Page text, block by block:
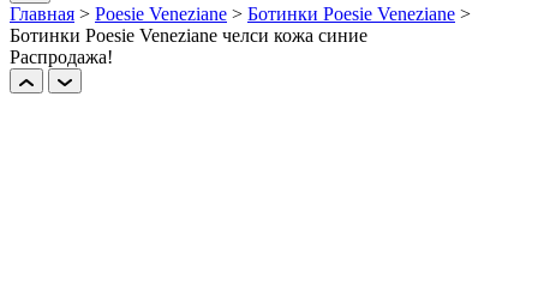
Главная > Poesie Veneziane > Ботинки Poesie Veneziane >
Ботинки Poesie Veneziane челси кожа синие
Распродажа!